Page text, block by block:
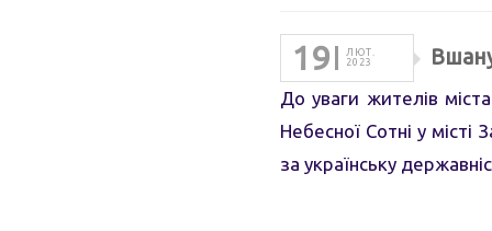
19
ЛЮТ.
2023
До уваги жителів
Небесної Сотні у місті
за українську